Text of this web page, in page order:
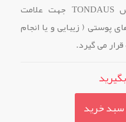
مارکر(ماژیک) جراحی تندوس TONDAUS جهت علامت
پوستی ( زیبایی و یا انجام
می گیرد.
سبد خرید